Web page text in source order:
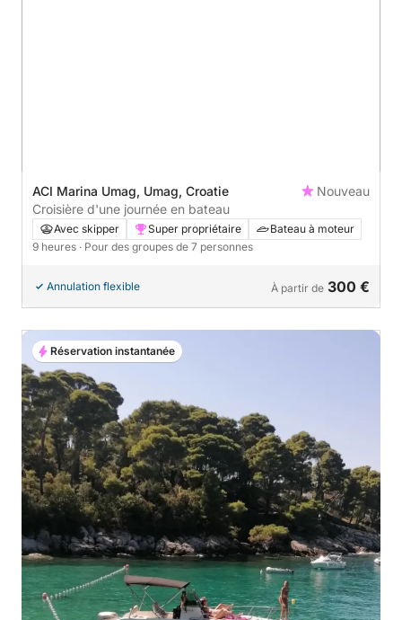
ACI Marina Umag, Umag, Croatie
Nouveau
Croisière d'une journée en bateau
Avec skipper Super propriétaire
Bateau à moteur
9 heures · Pour des groupes de 7 personnes
Annulation flexible À partir de 300 €
Réservation instantanée